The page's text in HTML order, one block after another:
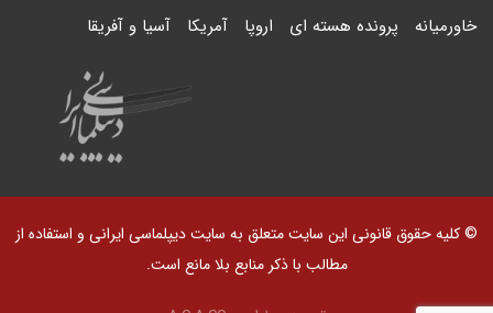
خاورمیانه پرونده هسته ای اروپا آمریکا آسیا و آفریقا
© کلیه حقوق قانونی این سایت متعلق به سایت دیپلماسی ایرانی و استفاده از
مطالب با ذکر منابع بلا مانع است.